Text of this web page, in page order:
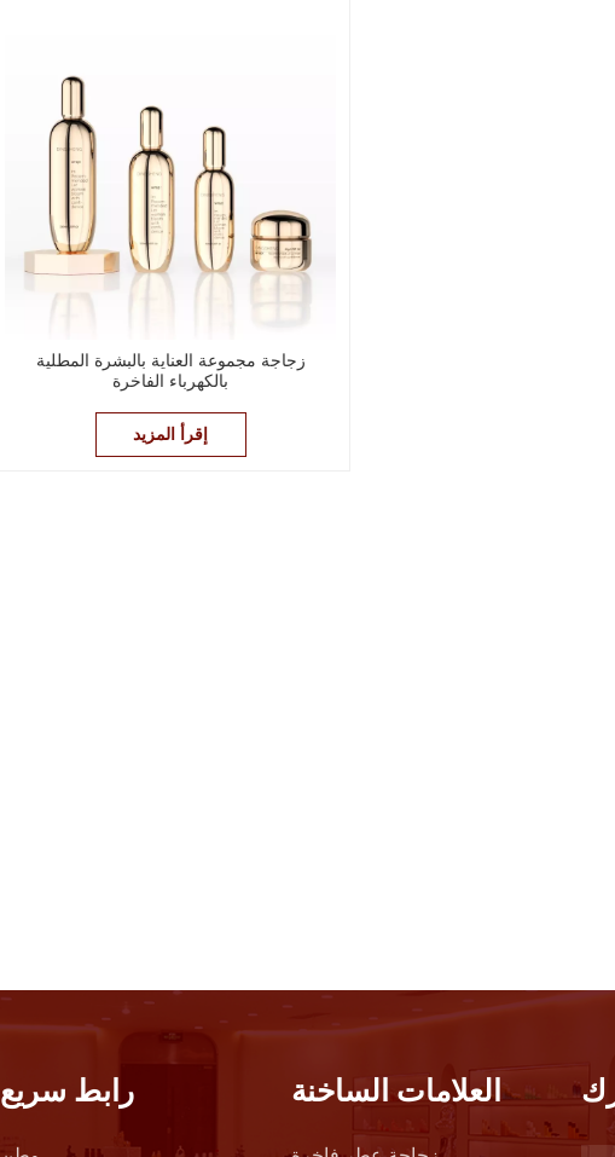
زجاجة مجموعة العناية بالبشرة المطلية
بالكهرباء الفاخرة
إقرأ المزيد
رابط سريع العلامات الساخنة